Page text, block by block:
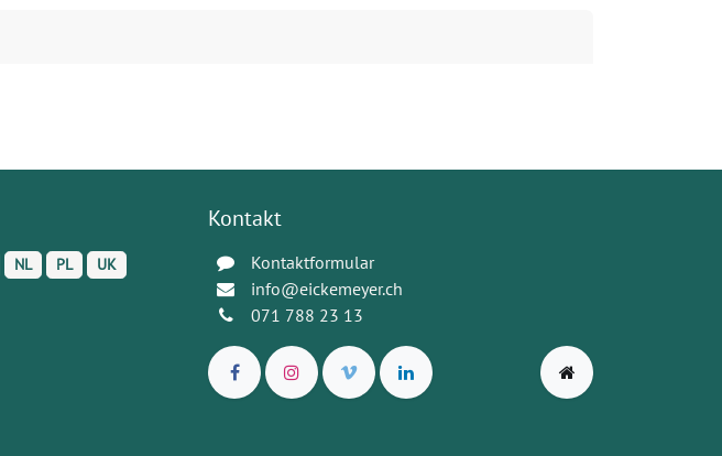
NL PL
UK
Kontakt
Kontaktformular
info@eickemeyer.ch
071 788 23 13